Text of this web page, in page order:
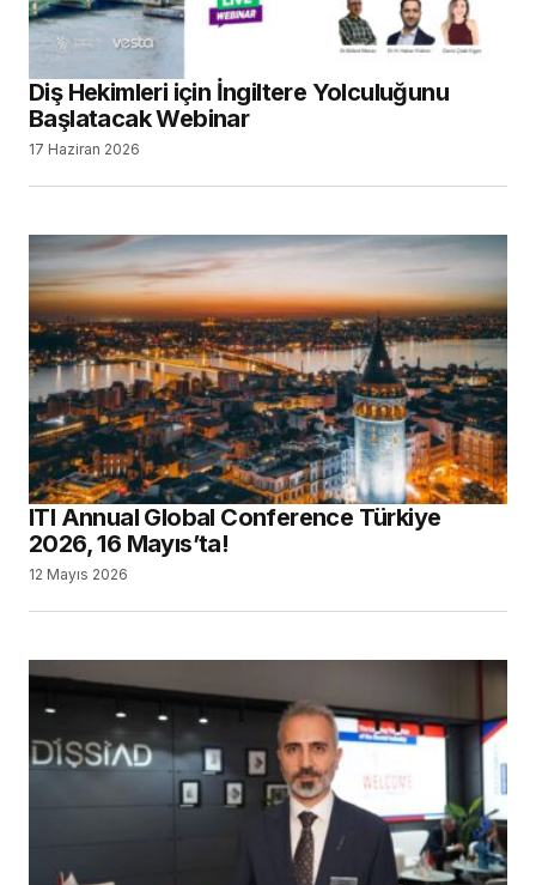
Diş Hekimleri için İngiltere Yolculuğunu
Başlatacak Webinar
17 Haziran 2026
ITI Annual Global Conference Türkiye
2026, 16 Mayıs’ta!
12 Mayıs 2026